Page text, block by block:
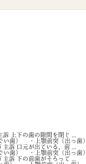
上下の歯の隙間を閉じ ...
い歯） ・上顎前突（出っ歯）
訴 口元が出ている、前 ...
ぐい歯） ・上顎前突（出っ
訴 下の前歯がそろって ...